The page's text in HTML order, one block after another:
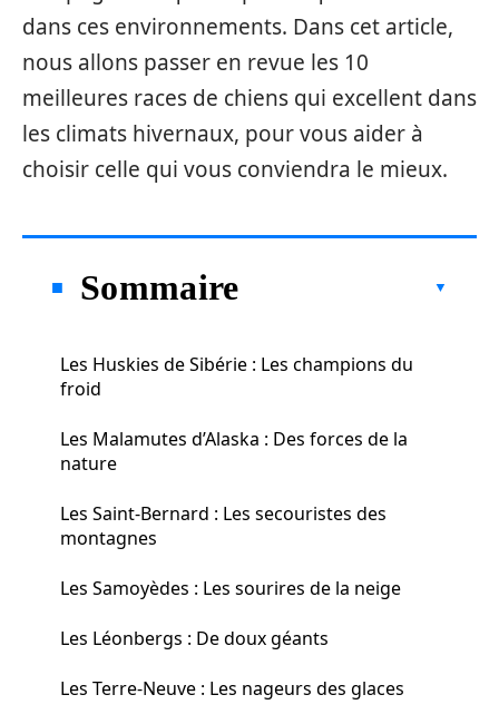
dans ces environnements. Dans cet article,
nous allons passer en revue les 10
meilleures races de chiens qui excellent dans
les climats hivernaux, pour vous aider à
choisir celle qui vous conviendra le mieux.
Sommaire
Les Huskies de Sibérie : Les champions du
froid
Les Malamutes d’Alaska : Des forces de la
nature
Les Saint-Bernard : Les secouristes des
montagnes
Les Samoyèdes : Les sourires de la neige
Les Léonbergs : De doux géants
Les Terre-Neuve : Les nageurs des glaces